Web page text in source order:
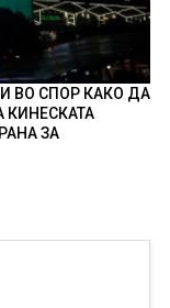
ВО СПОР КАКО ДА
КИНЕСКАТА
ЗА